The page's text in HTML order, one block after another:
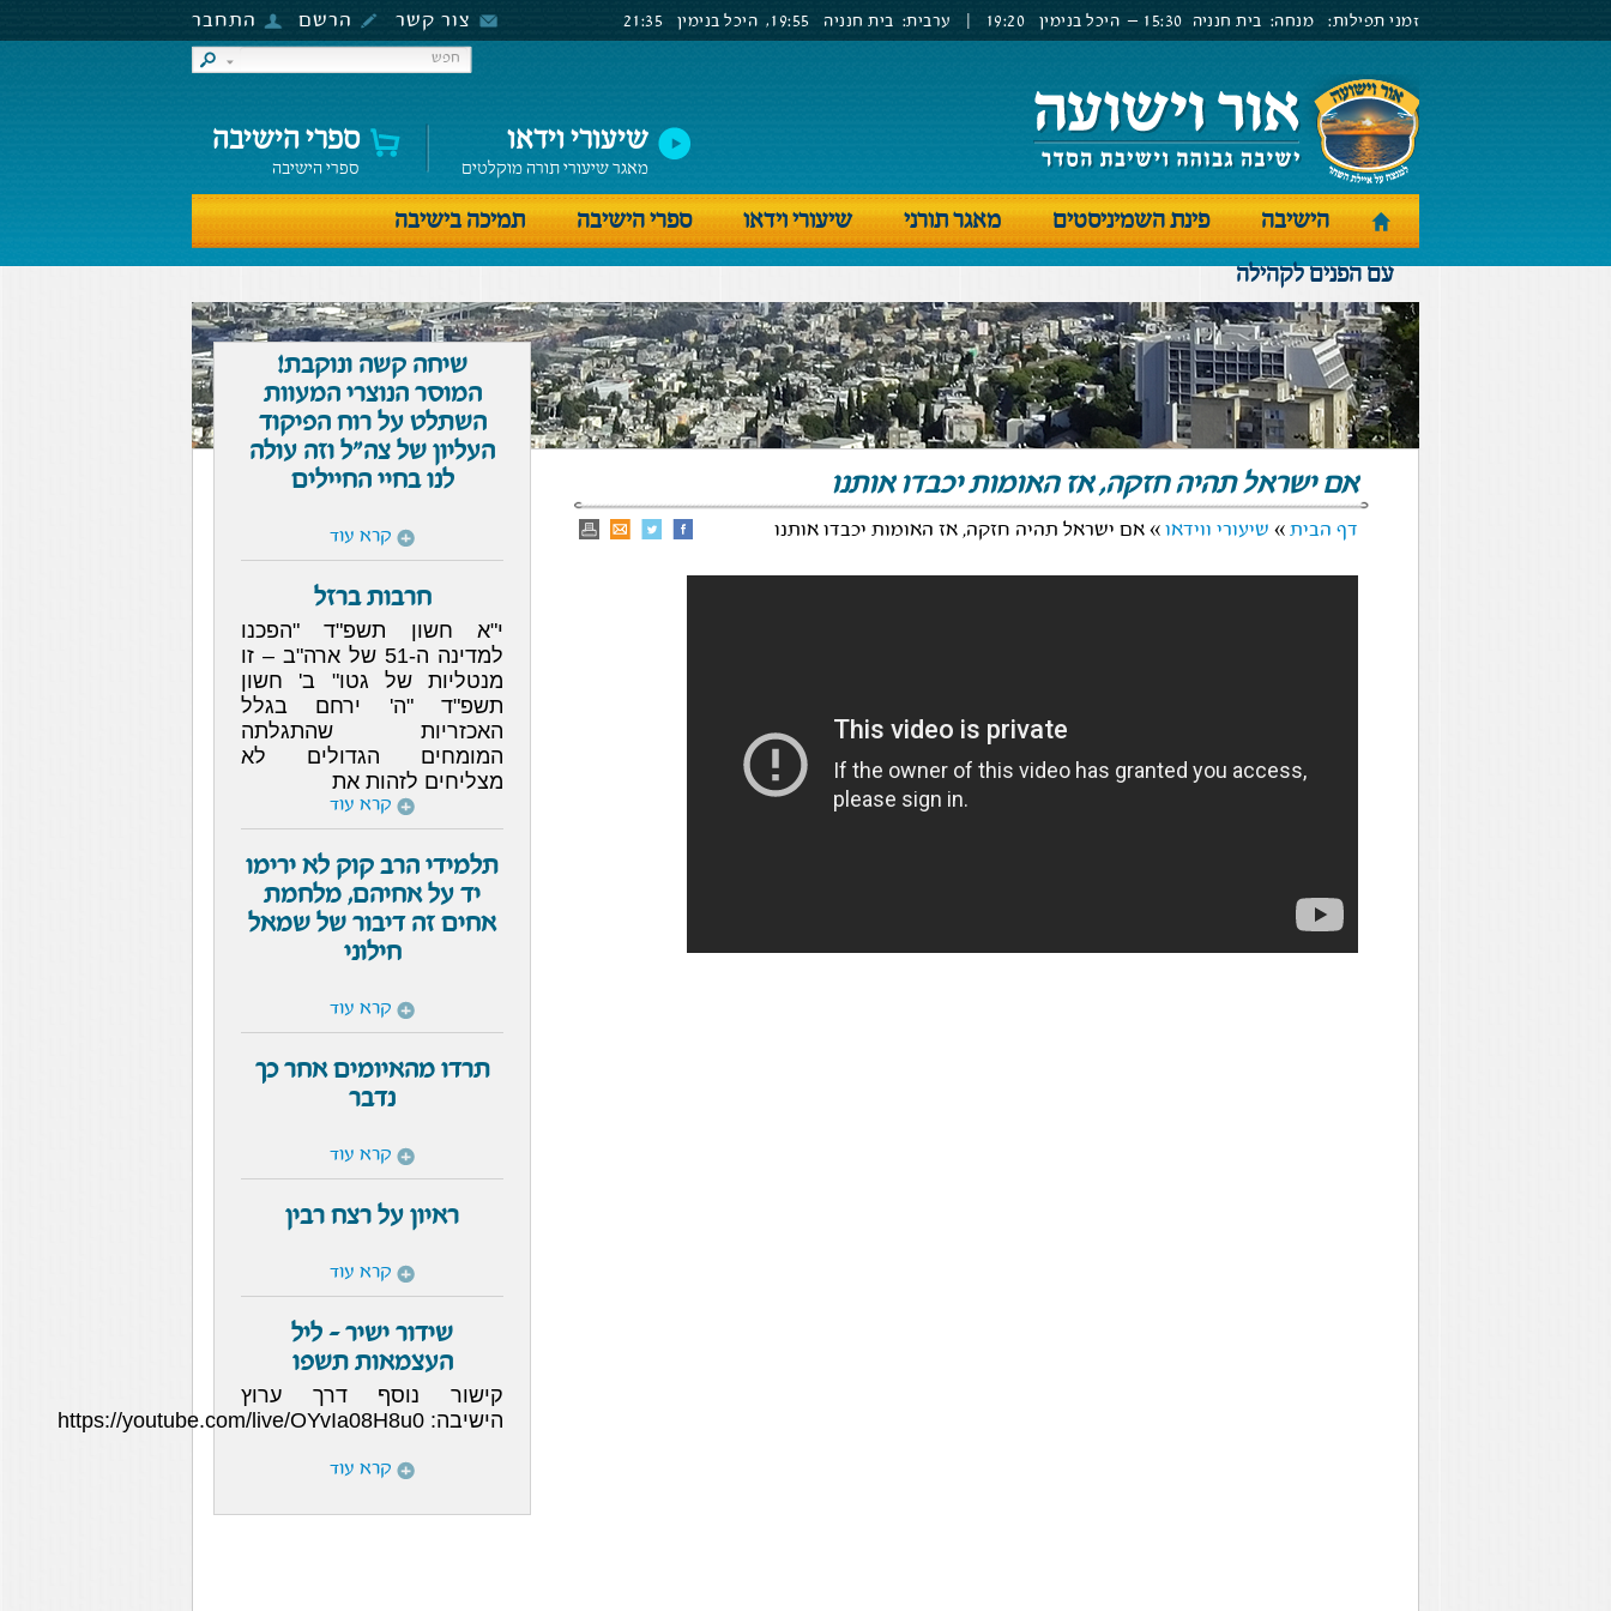
זמני תפילות: מנחה: בית חנניה 15:30 – היכל בנימין ערבית: בית חנניה היכל בנימין צור קשר הרשם התחבר
שיעורי וידאו
מאגר שיעורי תורה מוקלטים
ספרי הישיבה
ספרי הישיבה
הישיבה פינת השמיניסטים מאגר תורני שיעורי וידאו ספרי הישיבה
תמיכה בישיבה
עם הפנים לקהילה
אם ישראל תהיה חזקה, אז האומות יכבדו אותנו
דף הבית » שיעורי ווידאו » אם ישראל תהיה חזקה, אז האומות יכבדו אותנו
שיחה קשה ונוקבת!
המוסר הנוצרי המעוות
השתלט על רוח הפיקוד
העליון של צה"ל וזה עולה
לנו בחיי החיילים
קרא עוד
חרבות ברזל
י"א חשון תשפ"ד "הפכנו
למדינה ה-51 של ארה"ב – זו
מנטליות של גטו" ב' חשון
תשפ"ד "ה' ירחם בגלל
האכזריות שהתגלתה
המומחים הגדולים לא
מצליחים לזהות את
קרא עוד
תלמידי הרב קוק לא ירימו
יד על אחיהם, מלחמת
אחים זה דיבור של שמאל
חילוני
קרא עוד
תרדו מהאיומים אחר כך
נדבר
קרא עוד
ראיון על רצח רבין
קרא עוד
שידור ישיר - ליל
העצמאות תשפו
קישור נוסף דרך ערוץ
הישיבה: https://youtube.com/live/OYvIa08H8u0
קרא עוד